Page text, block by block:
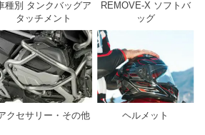
種別 タンクバッグア
タッチメント
REMOVE-X ソフトバ
ッグ
クセサリー・その他 ヘルメット